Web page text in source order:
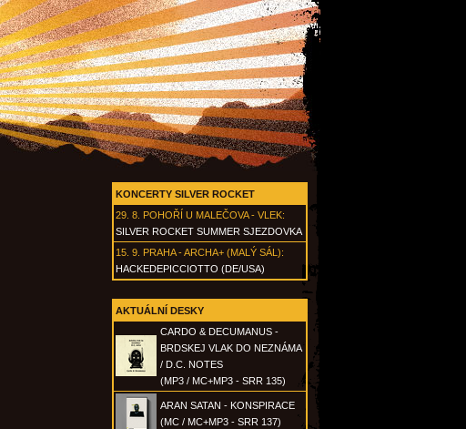
KONCERTY SILVER ROCKET
29. 8. POHOŘÍ U MALEČOVA - VLEK:
SILVER ROCKET SUMMER SJEZDOVKA
15. 9. PRAHA - ARCHA+ (MALÝ SÁL):
HACKEDEPICCIOTTO (DE/USA)
AKTUÁLNÍ DESKY
CARDO & DECUMANUS -
BRDSKEJ VLAK DO NEZNÁMA
/ D.C. NOTES
(MP3 / MC+MP3 - SRR 135)
ARAN SATAN - KONSPIRACE
(MC / MC+MP3 - SRR 137)